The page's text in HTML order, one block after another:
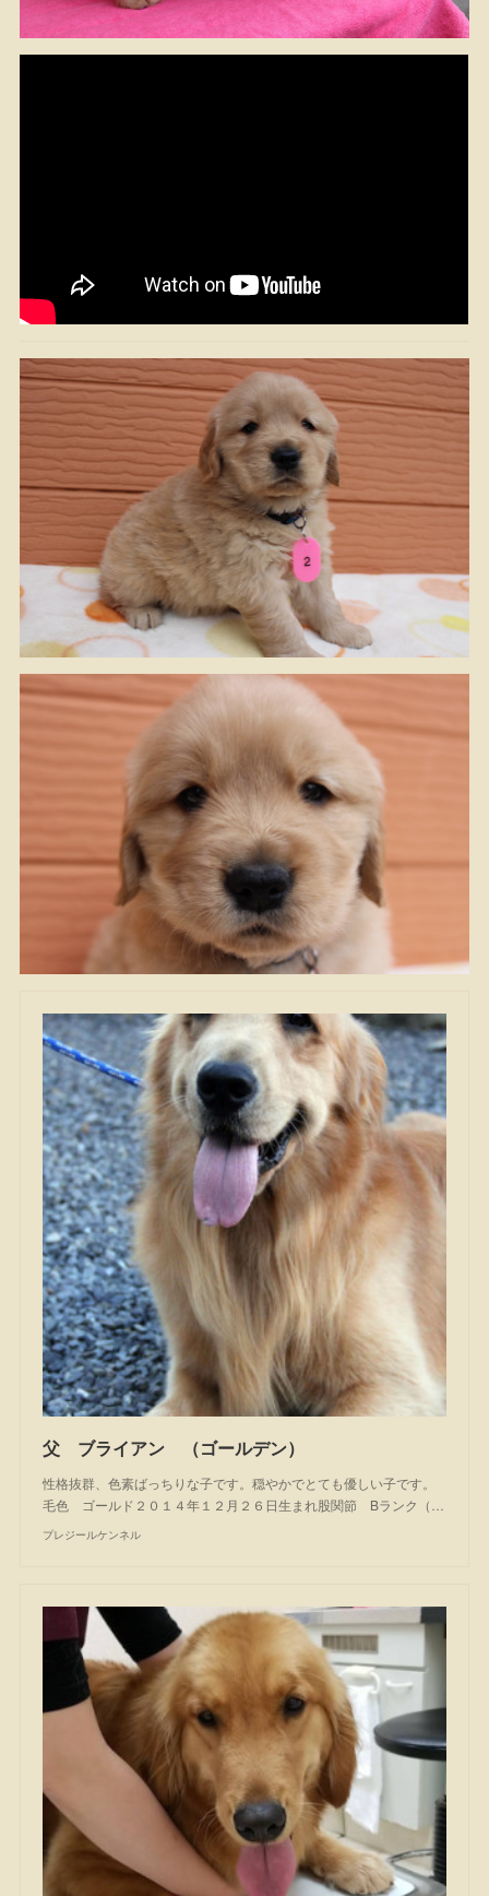
父 ブライアン （ゴールデン）
性格抜群、色素ばっちりな子です。穏やかでとても優しい子です。
毛色 ゴールド２０１４年１２月２６日生まれ股関節 Bランク（…
プレジールケンネル